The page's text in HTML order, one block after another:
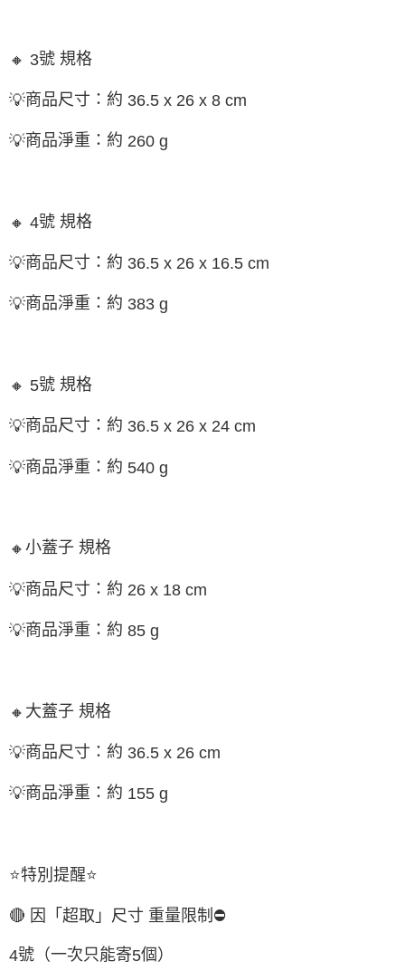
🔸 3號 規格
💡商品尺寸：約 36.5 x 26 x 8 cm
💡商品淨重：約 260 g
🔸 4號 規格
💡商品尺寸：約 36.5 x 26 x 16.5 cm
💡商品淨重：約 383 g
🔸 5號 規格
💡商品尺寸：約 36.5 x 26 x 24 cm
💡商品淨重：約 540 g
🔸 小蓋子 規格
💡商品尺寸：約 26 x 18 cm
💡商品淨重：約 85 g
🔸 大蓋子 規格
💡商品尺寸：約 36.5 x 26 cm
💡商品淨重：約 155 g
⭐特別提醒⭐
🔴 因「超取」尺寸 重量限制 ⛔
4號（一次只能寄5個）